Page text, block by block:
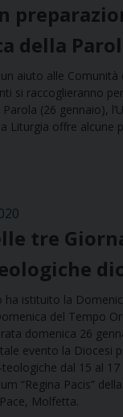
della
aiuto alle Comunità
si raccoglieranno
(26 gennaio),
Liturgia offre alcune
tre
ha istituito la
del Tempo
domenica 26
evento la Diocesi
dal 15 al 17
“Regina Pacis”
Molfetta.